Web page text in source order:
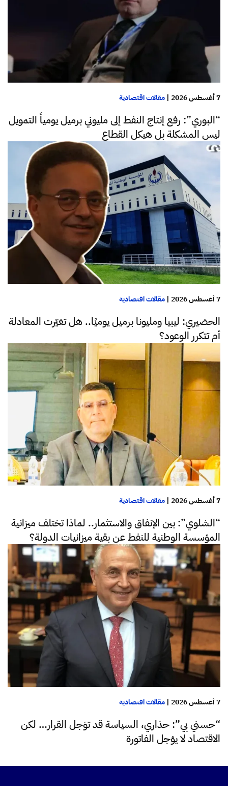
7 أغسطس 2026 | مقالات اقتصادية
“البوري”: رفع إنتاج النفط إلى مليوني برميل يومياً التمويل
ليس المشكلة بل هيكل القطاع
7 أغسطس 2026 | مقالات اقتصادية
الحضيري: ليبيا ومليونا برميل يوميًا.. هل تغيّرت المعادلة
أم تتكرر الوعود؟
7 أغسطس 2026 | مقالات اقتصادية
“الشلوي”: بين الإنفاق والاستثمار.. لماذا تختلف ميزانية
المؤسسة الوطنية للنفط عن بقية ميزانيات الدولة؟
7 أغسطس 2026 | مقالات اقتصادية
“حسني بي”: حذاري، السياسة قد تؤجل القرار… لكن
الاقتصاد لا يؤجل الفاتورة